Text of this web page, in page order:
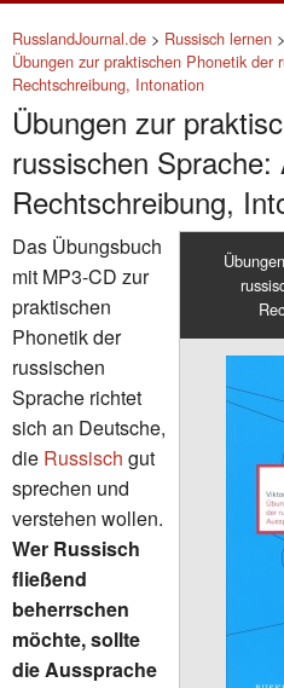
RusslandJournal.de > Russisch lernen >
Übungen zur praktischen Phonetik der
Rechtschreibung, Intonation
Übungen zur
russischen Sprache:
Rechtschreibung,
Das Übungsbuch
mit MP3-CD zur
praktischen
Phonetik der
russischen
Sprache richtet
sich an Deutsche,
die Russisch gut
sprechen und
verstehen wollen.
Wer Russisch
fließend
beherrschen
möchte, sollte
die Aussprache